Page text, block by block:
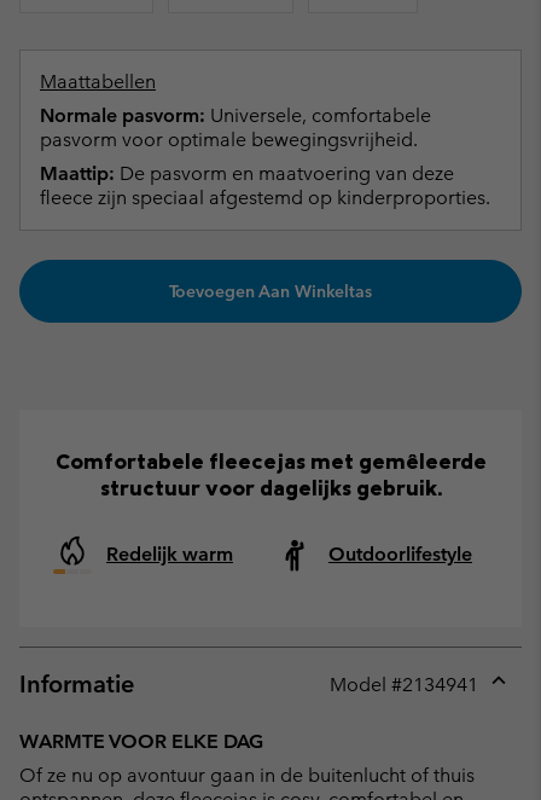
Maattabellen
Normale pasvorm: Universele, comfortabele
pasvorm voor optimale bewegingsvrijheid.
Maattip: De pasvorm en maatvoering van deze
fleece zijn speciaal afgestemd op kinderproporties.
Toevoegen Aan Winkeltas
Comfortabele fleecejas met gemêleerde
structuur voor dagelijks gebruik.
Redelijk warm Outdoorlifestyle
Informatie Model #2134941
WARMTE VOOR ELKE DAG
Of ze nu op avontuur gaan in de buitenlucht of thuis